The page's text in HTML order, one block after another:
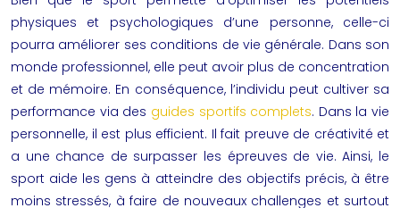
physiques et psychologiques d’une personne, celle-ci
pourra améliorer ses conditions de vie générale. Dans son
monde professionnel, elle peut avoir plus de concentration
et de mémoire. En conséquence, l’individu peut cultiver sa
performance via des guides sportifs complets. Dans la vie
personnelle, il est plus efficient. Il fait preuve de créativité et
a une chance de surpasser les épreuves de vie. Ainsi, le
sport aide les gens à atteindre des objectifs précis, à être
moins stressés, à faire de nouveaux challenges et surtout